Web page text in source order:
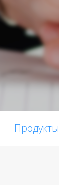
Продукты